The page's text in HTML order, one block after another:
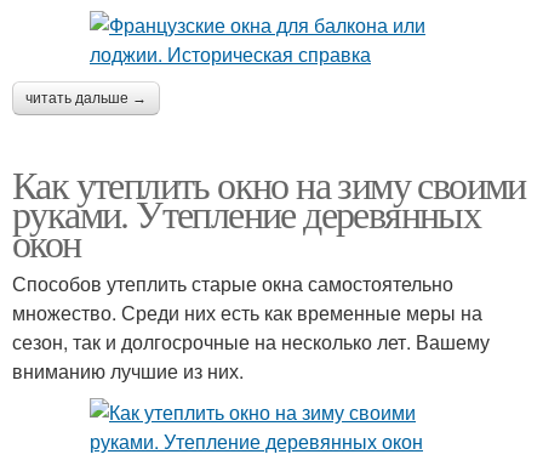
читать дальше →
Как утеплить окно на зиму своими
руками. Утепление деревянных
окон
Способов утеплить старые окна самостоятельно
множество. Среди них есть как временные меры на
сезон, так и долгосрочные на несколько лет. Вашему
вниманию лучшие из них.